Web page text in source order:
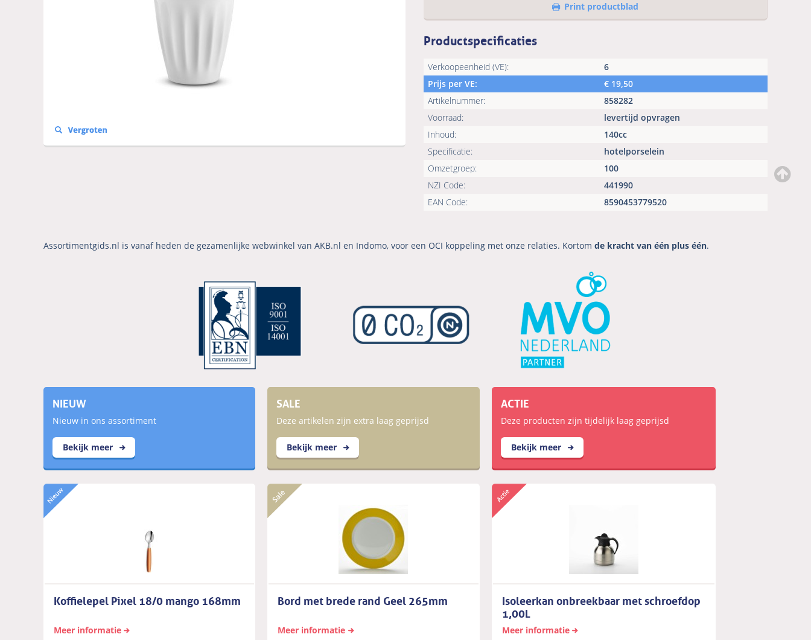
Print productblad
Productspecificaties
Verkoopeenheid (VE):
6
Prijs per VE:
€ 19,50
Artikelnummer:
858282
Voorraad:
levertijd opvragen
Inhoud:
140cc
Specificatie:
hotelporselein
Omzetgroep:
100
NZI Code:
441990
EAN Code:
8590453779520
Assortimentgids.nl is vanaf heden de gezamenlijke webwinkel van AKB.nl en Indomo, voor een OCI koppeling met onze relaties. Kortom de kracht van één plus één.
NIEUW
Nieuw in ons assortiment
Bekijk meer
Koffielepel Pixel 18/0 mango 168mm
Meer informatie
SALE
Deze artikelen zijn extra laag geprijsd
Bekijk meer
Bord met brede rand Geel 265mm
Meer informatie
ACTIE
Deze producten zijn tijdelijk laag geprijsd
Bekijk meer
Isoleerkan onbreekbaar met schroefdop
1,00L
Meer informatie